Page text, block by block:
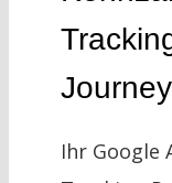
Journey
Ihr Google